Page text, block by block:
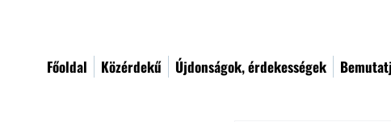
Főoldal Közérdekű Újdonságok, érdekességek